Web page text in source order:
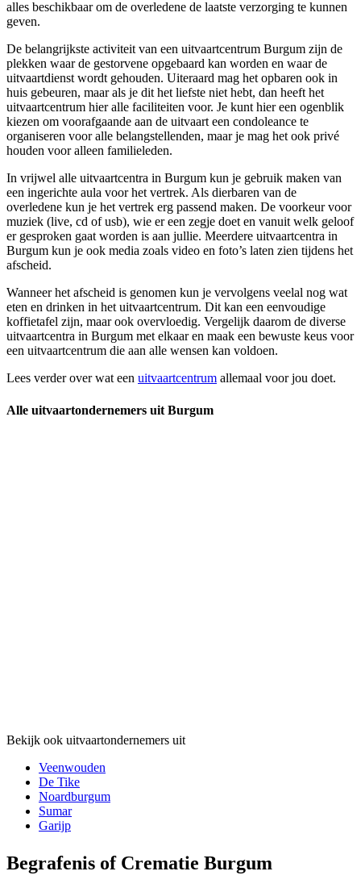
alles beschikbaar om de overledene de laatste verzorging te kunnen
geven.
De belangrijkste activiteit van een uitvaartcentrum Burgum zijn de
plekken waar de gestorvene opgebaard kan worden en waar de
uitvaartdienst wordt gehouden. Uiteraard mag het opbaren ook in
huis gebeuren, maar als je dit het liefste niet hebt, dan heeft het
uitvaartcentrum hier alle faciliteiten voor. Je kunt hier een ogenblik
kiezen om voorafgaande aan de uitvaart een condoleance te
organiseren voor alle belangstellenden, maar je mag het ook privé
houden voor alleen familieleden.
In vrijwel alle uitvaartcentra in Burgum kun je gebruik maken van
een ingerichte aula voor het vertrek. Als dierbaren van de
overledene kun je het vertrek erg passend maken. De voorkeur voor
muziek (live, cd of usb), wie er een zegje doet en vanuit welk geloof
er gesproken gaat worden is aan jullie. Meerdere uitvaartcentra in
Burgum kun je ook media zoals video en foto’s laten zien tijdens het
afscheid.
Wanneer het afscheid is genomen kun je vervolgens veelal nog wat
eten en drinken in het uitvaartcentrum. Dit kan een eenvoudige
koffietafel zijn, maar ook overvloedig. Vergelijk daarom de diverse
uitvaartcentra in Burgum met elkaar en maak een bewuste keus voor
een uitvaartcentrum die aan alle wensen kan voldoen.
Lees verder over wat een uitvaartcentrum allemaal voor jou doet.
Alle uitvaartondernemers uit Burgum
Bekijk ook uitvaartondernemers uit
Veenwouden
De Tike
Noardburgum
Sumar
Garijp
Begrafenis of Crematie Burgum